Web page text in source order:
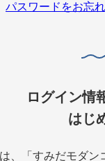
パスワードをお忘
ログイン情
はじ
、「すみだモダ